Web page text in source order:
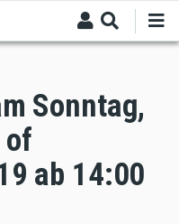
Sonntag,
of
ab 14:00